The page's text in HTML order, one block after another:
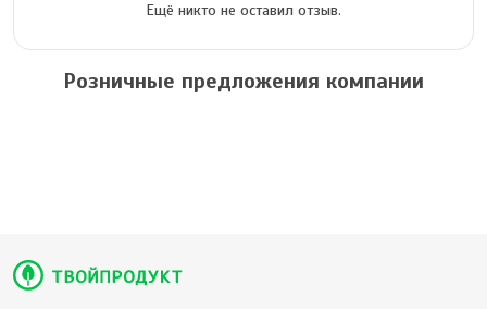
Ещё никто не оставил отзыв.
Розничные предложения компании